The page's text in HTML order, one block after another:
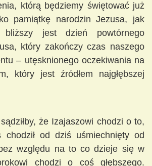
którą będziemy świętować już
pamiątkę narodzin Jezusa, jak
bliższy jest dzień powtórnego
który zakończy czas naszego
– utęsknionego oczekiwania na
który jest źródłem najgłębszej
że Izajaszowi chodzi o to,
od dziś uśmiechnięty od
względu na to co dzieje się w
chodzi o coś głębszego.